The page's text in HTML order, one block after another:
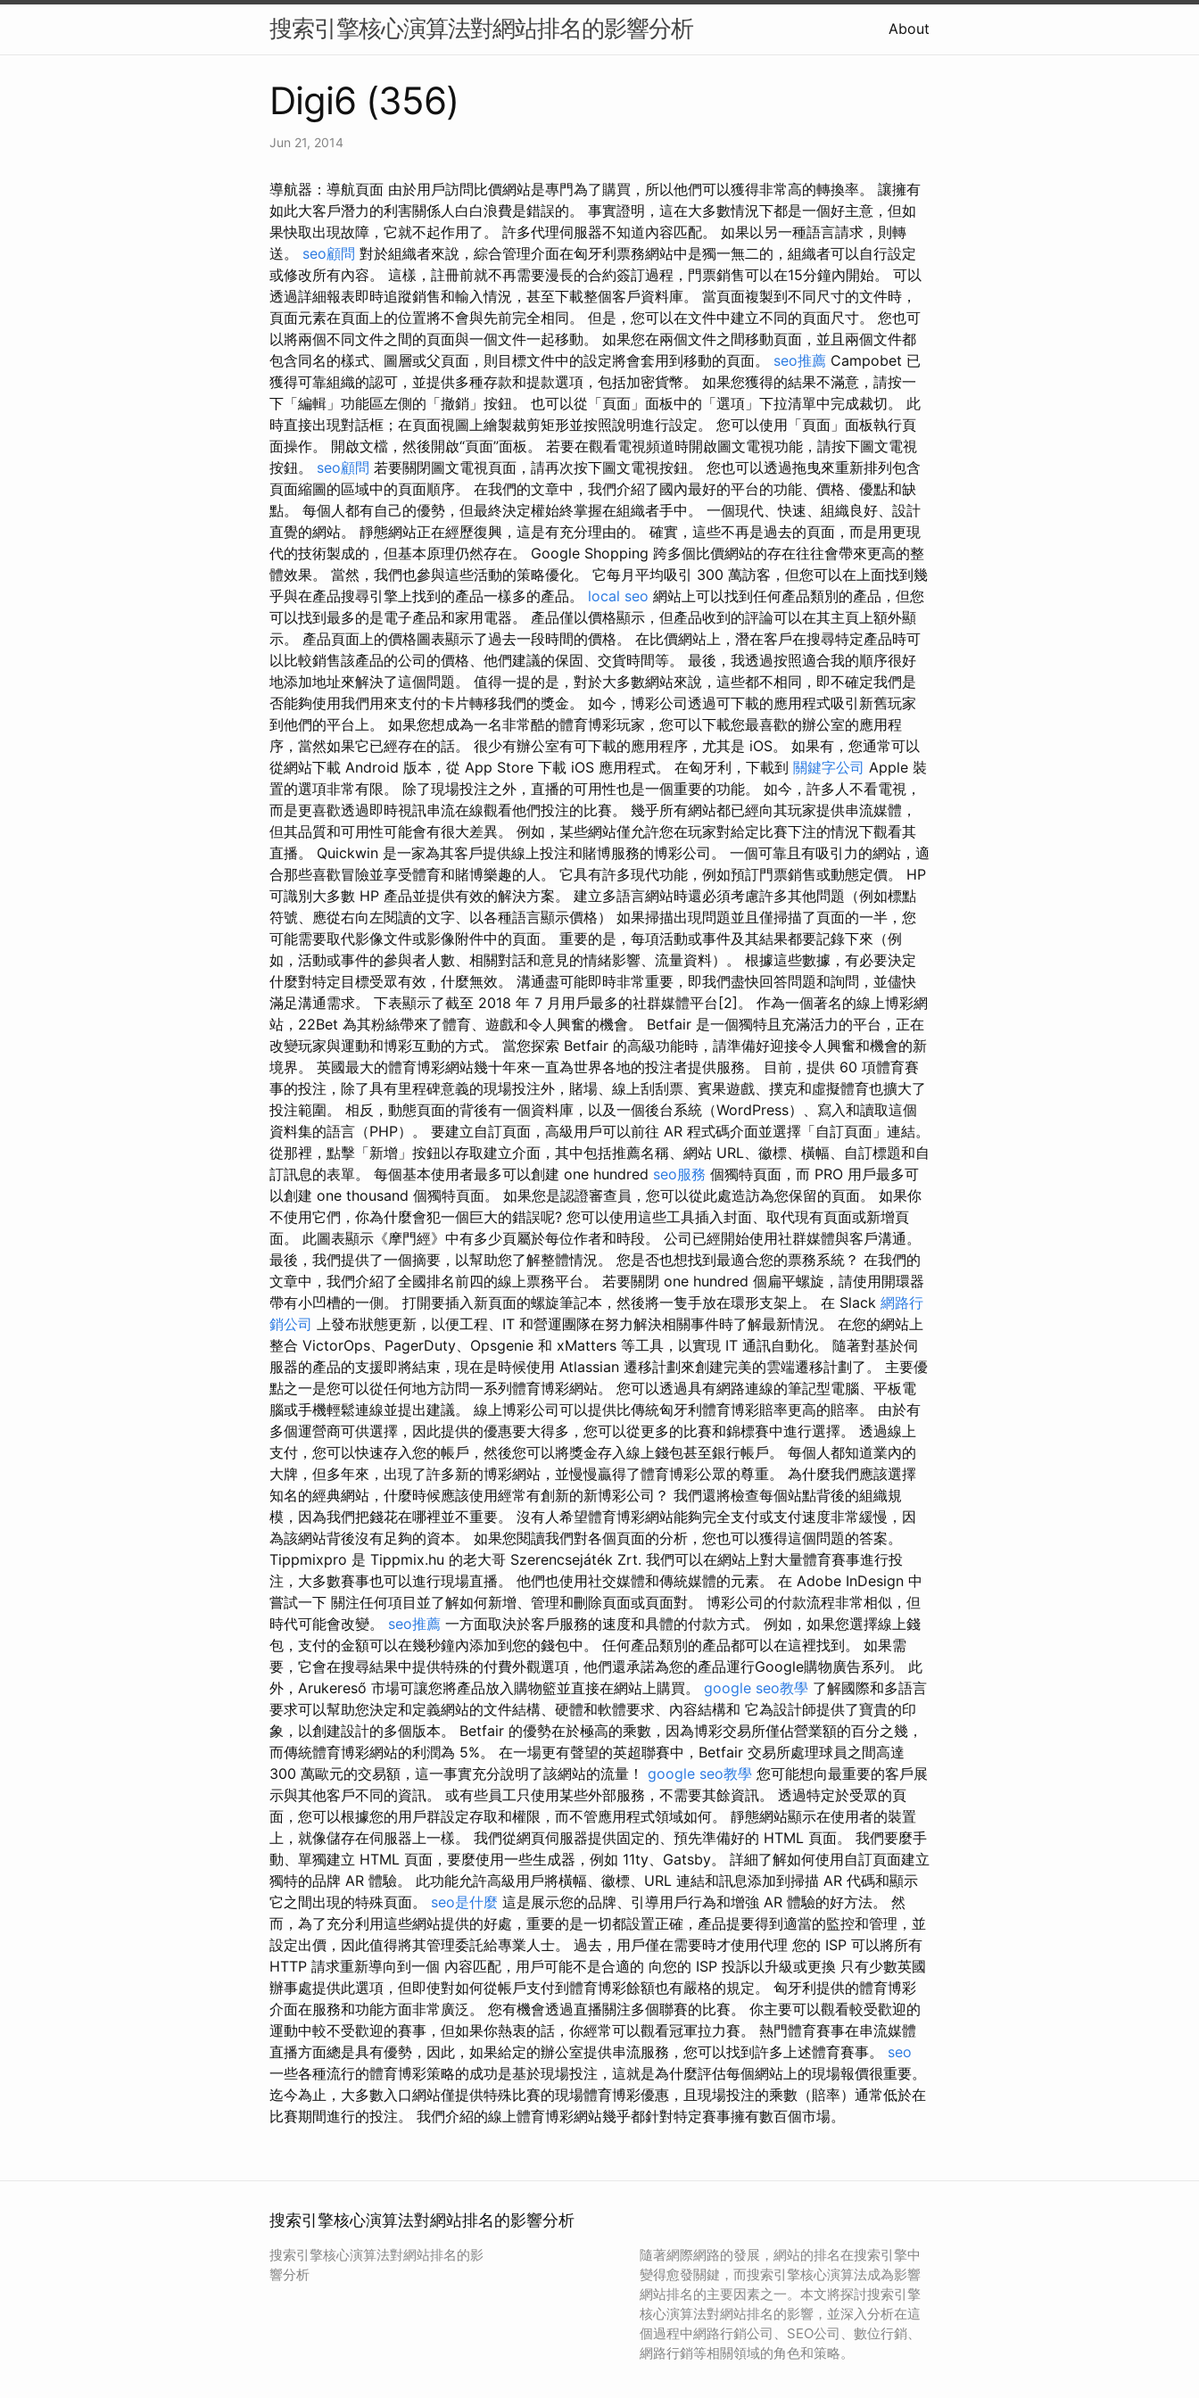
搜索引擎核心演算法對網站排名的影響分析 About
Digi6 (356)
Jun 21, 2014
導航器：導航頁面 由於用戶訪問比價網站是專門為了購買，所以他們可以獲得非常高的轉換率。 讓擁有
如此大客戶潛力的利害關係人白白浪費是錯誤的。 事實證明，這在大多數情況下都是一個好主意，但如
果快取出現故障，它就不起作用了。 許多代理伺服器不知道內容匹配。 如果以另一種語言請求，則轉
送。 seo顧問 對於組織者來說，綜合管理介面在匈牙利票務網站中是獨一無二的，組織者可以自行設定
或修改所有內容。 這樣，註冊前就不再需要漫長的合約簽訂過程，門票銷售可以在15分鐘內開始。 可以
透過詳細報表即時追蹤銷售和輸入情況，甚至下載整個客戶資料庫。 當頁面複製到不同尺寸的文件時，
頁面元素在頁面上的位置將不會與先前完全相同。 但是，您可以在文件中建立不同的頁面尺寸。 您也可
以將兩個不同文件之間的頁面與一個文件一起移動。 如果您在兩個文件之間移動頁面，並且兩個文件都
包含同名的樣式、圖層或父頁面，則目標文件中的設定將會套用到移動的頁面。 seo推薦 Campobet 已
獲得可靠組織的認可，並提供多種存款和提款選項，包括加密貨幣。 如果您獲得的結果不滿意，請按一
下「編輯」功能區左側的「撤銷」按鈕。 也可以從「頁面」面板中的「選項」下拉清單中完成裁切。 此
時直接出現對話框；在頁面視圖上繪製裁剪矩形並按照說明進行設定。 您可以使用「頁面」面板執行頁
面操作。 開啟文檔，然後開啟“頁面”面板。 若要在觀看電視頻道時開啟圖文電視功能，請按下圖文電視
按鈕。 seo顧問 若要關閉圖文電視頁面，請再次按下圖文電視按鈕。 您也可以透過拖曳來重新排列包含
頁面縮圖的區域中的頁面順序。 在我們的文章中，我們介紹了國內最好的平台的功能、價格、優點和缺
點。 每個人都有自己的優勢，但最終決定權始終掌握在組織者手中。 一個現代、快速、組織良好、設計
直覺的網站。 靜態網站正在經歷復興，這是有充分理由的。 確實，這些不再是過去的頁面，而是用更現
代的技術製成的，但基本原理仍然存在。 Google Shopping 跨多個比價網站的存在往往會帶來更高的整
體效果。 當然，我們也參與這些活動的策略優化。 它每月平均吸引 300 萬訪客，但您可以在上面找到幾
乎與在產品搜尋引擎上找到的產品一樣多的產品。 local seo 網站上可以找到任何產品類別的產品，但您
可以找到最多的是電子產品和家用電器。 產品僅以價格顯示，但產品收到的評論可以在其主頁上額外顯
示。 產品頁面上的價格圖表顯示了過去一段時間的價格。 在比價網站上，潛在客戶在搜尋特定產品時可
以比較銷售該產品的公司的價格、他們建議的保固、交貨時間等。 最後，我透過按照適合我的順序很好
地添加地址來解決了這個問題。 值得一提的是，對於大多數網站來說，這些都不相同，即不確定我們是
否能夠使用我們用來支付的卡片轉移我們的獎金。 如今，博彩公司透過可下載的應用程式吸引新舊玩家
到他們的平台上。 如果您想成為一名非常酷的體育博彩玩家，您可以下載您最喜歡的辦公室的應用程
序，當然如果它已經存在的話。 很少有辦公室有可下載的應用程序，尤其是 iOS。 如果有，您通常可以
從網站下載 Android 版本，從 App Store 下載 iOS 應用程式。 在匈牙利，下載到 關鍵字公司 Apple 裝
置的選項非常有限。 除了現場投注之外，直播的可用性也是一個重要的功能。 如今，許多人不看電視，
而是更喜歡透過即時視訊串流在線觀看他們投注的比賽。 幾乎所有網站都已經向其玩家提供串流媒體，
但其品質和可用性可能會有很大差異。 例如，某些網站僅允許您在玩家對給定比賽下注的情況下觀看其
直播。 Quickwin 是一家為其客戶提供線上投注和賭博服務的博彩公司。 一個可靠且有吸引力的網站，適
合那些喜歡冒險並享受體育和賭博樂趣的人。 它具有許多現代功能，例如預訂門票銷售或動態定價。 HP
可識別大多數 HP 產品並提供有效的解決方案。 建立多語言網站時還必須考慮許多其他問題（例如標點
符號、應從右向左閱讀的文字、以各種語言顯示價格） 如果掃描出現問題並且僅掃描了頁面的一半，您
可能需要取代影像文件或影像附件中的頁面。 重要的是，每項活動或事件及其結果都要記錄下來（例
如，活動或事件的參與者人數、相關對話和意見的情緒影響、流量資料）。 根據這些數據，有必要決定
什麼對特定目標受眾有效，什麼無效。 溝通盡可能即時非常重要，即我們盡快回答問題和詢問，並儘快
滿足溝通需求。 下表顯示了截至 2018 年 7 月用戶最多的社群媒體平台[2]。 作為一個著名的線上博彩網
站，22Bet 為其粉絲帶來了體育、遊戲和令人興奮的機會。 Betfair 是一個獨特且充滿活力的平台，正在
改變玩家與運動和博彩互動的方式。 當您探索 Betfair 的高級功能時，請準備好迎接令人興奮和機會的新
境界。 英國最大的體育博彩網站幾十年來一直為世界各地的投注者提供服務。 目前，提供 60 項體育賽
事的投注，除了具有里程碑意義的現場投注外，賭場、線上刮刮票、賓果遊戲、撲克和虛擬體育也擴大了
投注範圍。 相反，動態頁面的背後有一個資料庫，以及一個後台系統（WordPress）、寫入和讀取這個
資料集的語言（PHP）。 要建立自訂頁面，高級用戶可以前往 AR 程式碼介面並選擇「自訂頁面」連結。
從那裡，點擊「新增」按鈕以存取建立介面，其中包括推薦名稱、網站 URL、徽標、橫幅、自訂標題和自
訂訊息的表單。 每個基本使用者最多可以創建 one hundred seo服務 個獨特頁面，而 PRO 用戶最多可
以創建 one thousand 個獨特頁面。 如果您是認證審查員，您可以從此處造訪為您保留的頁面。 如果你
不使用它們，你為什麼會犯一個巨大的錯誤呢? 您可以使用這些工具插入封面、取代現有頁面或新增頁
面。 此圖表顯示《摩門經》中有多少頁屬於每位作者和時段。 公司已經開始使用社群媒體與客戶溝通。
最後，我們提供了一個摘要，以幫助您了解整體情況。 您是否也想找到最適合您的票務系統？ 在我們的
文章中，我們介紹了全國排名前四的線上票務平台。 若要關閉 one hundred 個扁平螺旋，請使用開環器
帶有小凹槽的一側。 打開要插入新頁面的螺旋筆記本，然後將一隻手放在環形支架上。 在 Slack 網路行
銷公司 上發布狀態更新，以便工程、IT 和營運團隊在努力解決相關事件時了解最新情況。 在您的網站上
整合 VictorOps、PagerDuty、Opsgenie 和 xMatters 等工具，以實現 IT 通訊自動化。 隨著對基於伺
服器的產品的支援即將結束，現在是時候使用 Atlassian 遷移計劃來創建完美的雲端遷移計劃了。 主要優
點之一是您可以從任何地方訪問一系列體育博彩網站。 您可以透過具有網路連線的筆記型電腦、平板電
腦或手機輕鬆連線並提出建議。 線上博彩公司可以提供比傳統匈牙利體育博彩賠率更高的賠率。 由於有
多個運營商可供選擇，因此提供的優惠要大得多，您可以從更多的比賽和錦標賽中進行選擇。 透過線上
支付，您可以快速存入您的帳戶，然後您可以將獎金存入線上錢包甚至銀行帳戶。 每個人都知道業內的
大牌，但多年來，出現了許多新的博彩網站，並慢慢贏得了體育博彩公眾的尊重。 為什麼我們應該選擇
知名的經典網站，什麼時候應該使用經常有創新的新博彩公司？ 我們還將檢查每個站點背後的組織規
模，因為我們把錢花在哪裡並不重要。 沒有人希望體育博彩網站能夠完全支付或支付速度非常緩慢，因
為該網站背後沒有足夠的資本。 如果您閱讀我們對各個頁面的分析，您也可以獲得這個問題的答案。
Tippmixpro 是 Tippmix.hu 的老大哥 Szerencsejáték Zrt. 我們可以在網站上對大量體育賽事進行投
注，大多數賽事也可以進行現場直播。 他們也使用社交媒體和傳統媒體的元素。 在 Adob​​e InDesign 中
嘗試一下 關注任何項目並了解如何新增、管理和刪除頁面或頁面對。 博彩公司的付款流程非常相似，但
時代可能會改變。 seo推薦 一方面取決於客戶服務的速度和具體的付款方式。 例如，如果您選擇線上錢
包，支付的金額可以在幾秒鐘內添加到您的錢包中。 任何產品類別的產品都可以在這裡找到。 如果需
要，它會在搜尋結果中提供特殊的付費外觀選項，他們還承諾為您的產品運行Google購物廣告系列。 此
外，Arukereső 市場可讓您將產品放入購物籃並直接在網站上購買。 google seo教學 了解國際和多語言
要求可以幫助您決定和定義網站的文件結構、硬體和軟體要求、內容結構和 它為設計師提供了寶貴的印
象，以創建設計的多個版本。 Betfair 的優勢在於極高的乘數，因為博彩交易所僅佔營業額的百分之幾，
而傳統體育博彩網站的利潤為 5%。 在一場更有聲望的英超聯賽中，Betfair 交易所處理球員之間高達
300 萬歐元的交易額，這一事實充分說明了該網站的流量！ google seo教學 您可能想向最重要的客戶展
示與其他客戶不同的資訊。 或有些員工只使用某些外部服務，不需要其餘資訊。 透過特定於受眾的頁
面，您可以根據您的用戶群設定存取和權限，而不管應用程式領域如何。 靜態網站顯示在使用者的裝置
上，就像儲存在伺服器上一樣。 我們從網頁伺服器提供固定的、預先準備好的 HTML 頁面。 我們要麼手
動、單獨建立 HTML 頁面，要麼使用一些生成器，例如 11ty、Gatsby。 詳細了解如何使用自訂頁面建立
獨特的品牌 AR 體驗。 此功能允許高級用戶將橫幅、徽標、URL 連結和訊息添加到掃描 AR 代碼和顯示
它之間出現的特殊頁面。 seo是什麼 這是展示您的品牌、引導用戶行為和增強 AR 體驗的好方法。 然
而，為了充分利用這些網站提供的好處，重要的是一切都設置正確，產品提要得到適當的監控和管理，並
設定出價，因此值得將其管理委託給專業人士。 過去，用戶僅在需要時才使用代理 您的 ISP 可以將所有
HTTP 請求重新導向到一個 內容匹配，用戶可能不是合適的 向您的 ISP 投訴以升級或更換 只有少數英國
辦事處提供此選項，但即使對如何從帳戶支付到體育博彩餘額也有嚴格的規定。 匈牙利提供的體育博彩
介面在服務和功能方面非常廣泛。 您有機會透過直播關注多個聯賽的比賽。 你主要可以觀看較受歡迎的
運動中較不受歡迎的賽事，但如果你熱衷的話，你經常可以觀看冠軍拉力賽。 熱門體育賽事在串流媒體
直播方面總是具有優勢，因此，如果給定的辦公室提供串流服務，您可以找到許多上述體育賽事。 seo
一些各種流行的體育博彩策略的成功是基於現場投注，這就是為什麼評估每個網站上的現場報價很重要。
迄今為止，大多數入口網站僅提供特殊比賽的現場體育博彩優惠，且現場投注的乘數（賠率）通常低於在
比賽期間進行的投注。 我們介紹的線上體育博彩網站幾乎都針對特定賽事擁有數百個市場。
搜索引擎核心演算法對網站排名的影響分析
搜索引擎核心演算法對網站排名的影
響分析
隨著網際網路的發展，網站的排名在搜索引擎中
變得愈發關鍵，而搜索引擎核心演算法成為影響
網站排名的主要因素之一。本文將探討搜索引擎
核心演算法對網站排名的影響，並深入分析在這
個過程中網路行銷公司、SEO公司、數位行銷、
網路行銷等相關領域的角色和策略。